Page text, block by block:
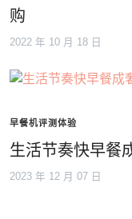
购
2022 年 10 月 18 日
早餐机评测体验
生活节奏快早餐
2023 年 12 月 07 日